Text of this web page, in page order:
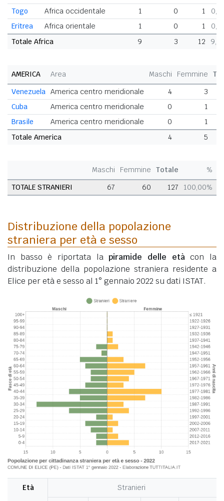
Togo
Africa occidentale 1 0 1
Eritrea
Africa orientale 1 0 1
Totale Africa
9 3 12
AMERICA Area Maschi Femmine
Venezuela America centro meridionale 4
3
Cuba
America centro meridionale 0
1
Brasile
America centro meridionale 0
1
Totale America
4 5
Maschi Femmine Totale
%
TOTALE STRANIERI
67 60 127 100,00%
Distribuzione della popolazione
straniera per età e sesso
In basso è riportata lapiramide delle etàcon la
distribuzione della popolazione straniera residente a
Elice per età e sesso al 1° gennaio 2022 su dati ISTAT.
Età Stranieri